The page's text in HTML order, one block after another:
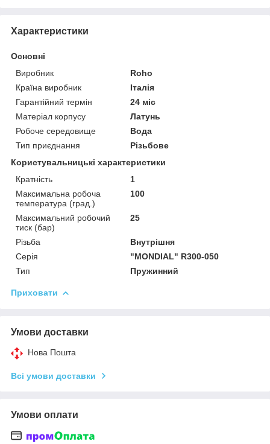
Характеристики
Основні
Виробник
Roho
Країна виробник
Італія
Гарантійний термін
24 міс
Матеріал корпусу
Латунь
Робоче середовище
Вода
Тип приєднання
Різьбове
Користувальницькі характеристики
Кратність
1
Максимальна робоча
температура (град.)
100
Максимальний робочий
тиск (бар)
25
Різьба
Внутрішня
Серія
"MONDIAL" R300-050
Тип
Пружинний
Приховати
Умови доставки
Нова Пошта
Всі умови доставки
Умови оплати